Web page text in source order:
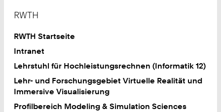
RWTH
RWTH Startseite
Intranet
Lehrstuhl für Hochleistungsrechnen (Informatik 12)
Lehr- und Forschungsgebiet Virtuelle Realität und
Immersive Visualisierung
Profilbereich Modeling & Simulation Sciences